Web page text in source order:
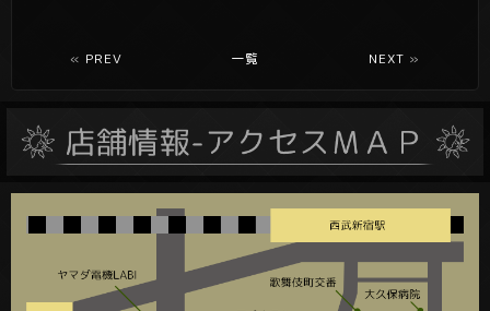
« PREV 一覧 NEXT »